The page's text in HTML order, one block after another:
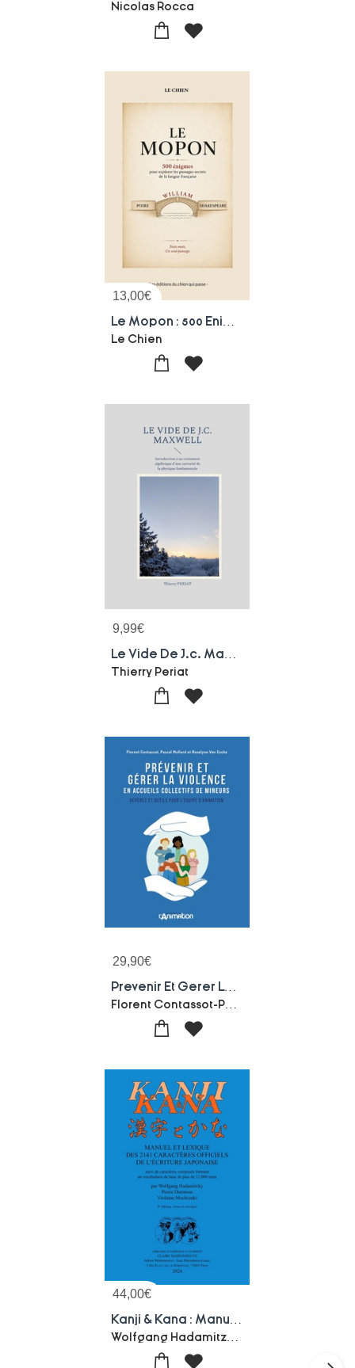
Nicolas Rocca
13,00€
Le Chien
9,99€
Thierry Periat
29,90€
Prevenir Et Gerer La Violence En Accueils Collectifs De Mineurs : Reperes Et Outils Pour L'equipe D'animation
44,00€